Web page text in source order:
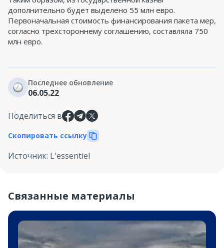
дополнительно будет выделено 55 млн евро.
Первоначальная стоимость финансирования пакета мер,
согласно трехстороннему соглашению, составляла 750
млн евро.
Последнее обновление
06.05.22
Поделиться в
Скопировать ссылку
Источник: L'essentiel
Связанные материалы